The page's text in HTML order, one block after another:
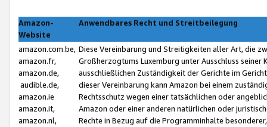
Amazon-
Website
Anwendbares Recht und Streitbeilegung
amazon.com.be,
amazon.fr,
amazon.de,
audible.de,
amazon.ie
amazon.it,
amazon.nl,
Diese Vereinbarung und Streitigkeiten aller Art, die
Großherzogtums Luxemburg unter Ausschluss
ausschließlichen Zuständigkeit der Gerichte im
dieser Vereinbarung kann Amazon bei einem
Rechtsschutz wegen einer tatsächlichen oder
Amazon oder einer anderen natürlichen oder
Rechte in Bezug auf die Programminhalte